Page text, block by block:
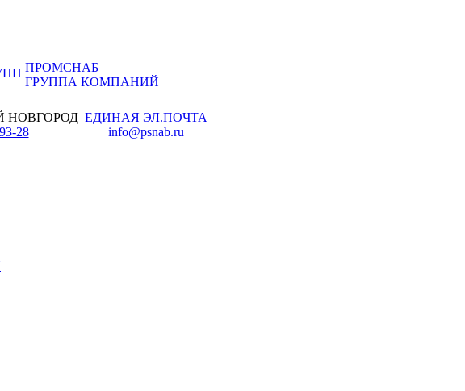
ПРОМСНАБ
ГРУППА КОМПАНИЙ
НОВГОРОД
28
ЕДИНАЯ ЭЛ.ПОЧТА
info@psnab.ru